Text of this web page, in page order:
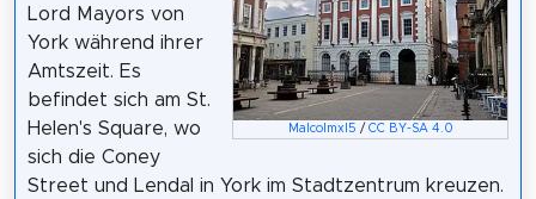
Malcolmxl5 / CC BY-SA 4.0
Lord Mayors von
York während ihrer
Amtszeit. Es
befindet sich am St.
Helen's Square, wo
sich die Coney
Street und Lendal in York im Stadtzentrum kreuzen.